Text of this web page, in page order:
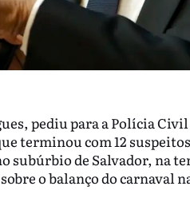
pediu para a Polícia
terminou com 12
subúrbio de Salvador, na
o balanço do carnaval